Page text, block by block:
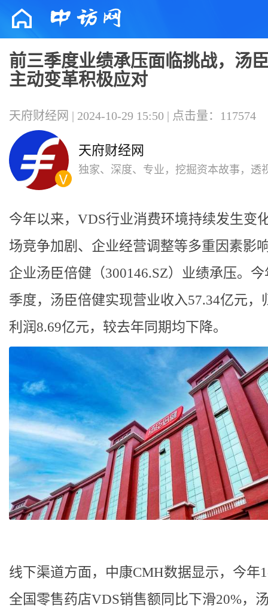
前三季度业绩承压面临挑战，汤
主动变革积极应对
天府财经网 | 2024-10-29 15:50 | 点击量：117574
天府财经网
独家、深度、专业，挖掘资本故事，透
今年以来，VDS行业消费环境持续发生变
场竞争加剧、企业经营调整等多重因素影
企业汤臣倍健（300146.SZ）业绩承压。
季度，汤臣倍健实现营业收入57.34亿元，
利润8.69亿元，较去年同期均下降。
线下渠道方面，中康CMH数据显示，今年
全国零售药店VDS销售额同比下滑20%，